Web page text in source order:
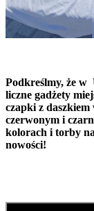
Podkreślmy, że w
liczne gadżety
czapki z
czerwonym i
kolorach i torby
nowości!